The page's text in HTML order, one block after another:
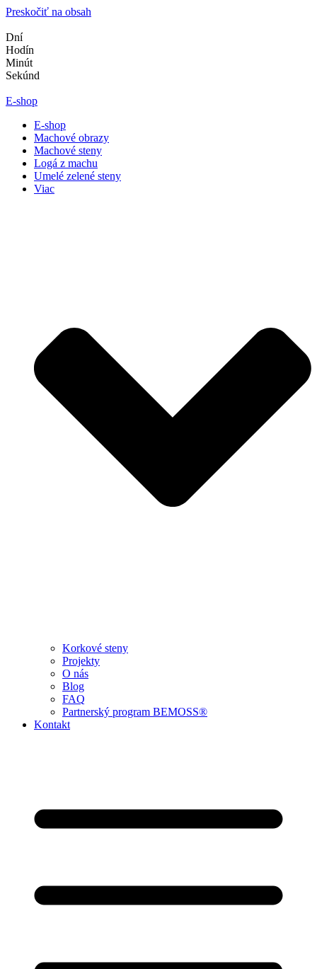
Preskočiť na obsah
Dní
Hodín
Minút
Sekúnd
E-shop
E-shop
Machové obrazy
Machové steny
Logá z machu
Umelé zelené steny
Viac
Korkové steny
Projekty
O nás
Blog
FAQ
Partnerský program BEMOSS®
Kontakt